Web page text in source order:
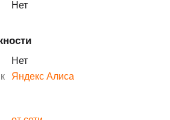
Нет
Нет
Яндекс Алиса